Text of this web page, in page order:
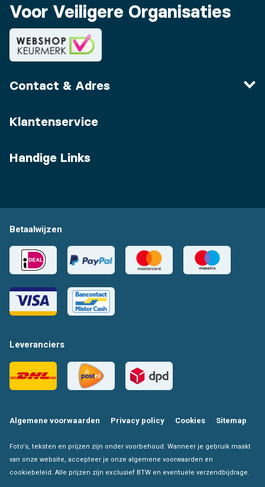
Voor Veiligere Organisaties
Contact & Adres
Klantenservice
Handige Links
Betaalwijzen
Leveranciers
Algemene voorwaarden Privacy policy Cookies Sitemap
Foto's, teksten en prijzen zijn onder voorbehoud. Wanneer je gebruik maakt
van onze website, accepteer je onze algemene voorwaarden en
cookiebeleid. Alle prijzen zijn exclusief BTW en eventuele verzendbijdrage.